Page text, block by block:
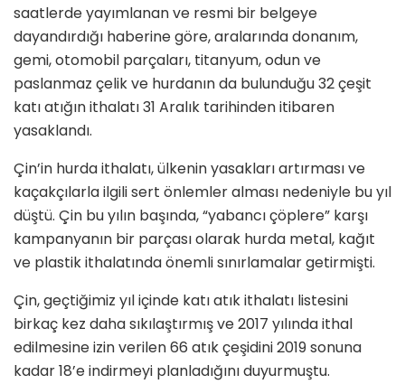
saatlerde yayımlanan ve resmi bir belgeye
dayandırdığı haberine göre, aralarında donanım,
gemi, otomobil parçaları, titanyum, odun ve
paslanmaz çelik ve hurdanın da bulunduğu 32 çeşit
katı atığın ithalatı 31 Aralık tarihinden itibaren
yasaklandı.
Çin’in hurda ithalatı, ülkenin yasakları artırması ve
kaçakçılarla ilgili sert önlemler alması nedeniyle bu yıl
düştü. Çin bu yılın başında, “yabancı çöplere” karşı
kampanyanın bir parçası olarak hurda metal, kağıt
ve plastik ithalatında önemli sınırlamalar getirmişti.
Çin, geçtiğimiz yıl içinde katı atık ithalatı listesini
birkaç kez daha sıkılaştırmış ve 2017 yılında ithal
edilmesine izin verilen 66 atık çeşidini 2019 sonuna
kadar 18’e indirmeyi planladığını duyurmuştu.